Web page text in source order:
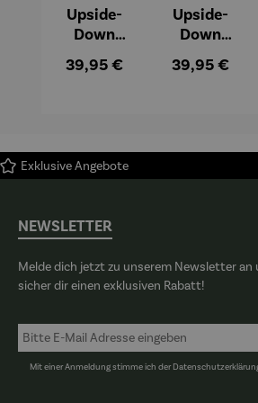
Upside-
Down
Birds on a
Regulärer Preis:
39,95 €
Upside-
Down
My New
Rizzi
Regulärer
39,95 €
Exklusive Angebote
NEWSLETTER
Melde dich jetzt zu unserem Newsletter an
sicher dir einen exklusiven Rabatt!
Mit einer Anmeldung stimme ich der